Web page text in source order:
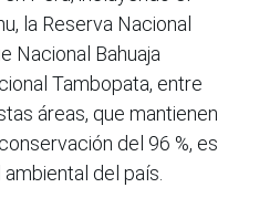
la Reserva Nacional
Nacional Bahuaja
Tambopata, entre
áreas, que mantienen
del 96 %, es
del país.